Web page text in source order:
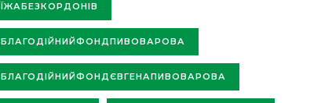
ЇЖАБЕЗКОРДОНІВ
БЛАГОДІЙНИЙФОНДПИВОВАРОВА
БЛАГОДІЙНИЙФОНДЄВГЕНАПИВОВАРОВА